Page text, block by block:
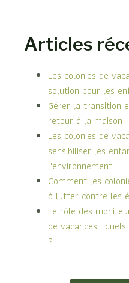
Articles
Les colonies de
solution pour les
Gérer la transition
retour à la maison
Les colonies de
sensibiliser les
l'environnement
Comment les
à lutter contre les
Le rôle des
de vacances :
?